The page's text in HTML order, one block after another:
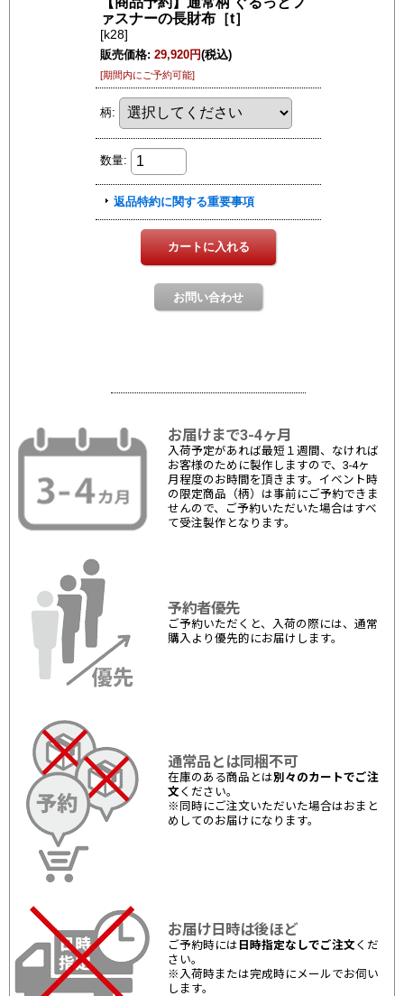
お届けまで3-4ヶ月
入荷予定があれば最短１週間、なければ
お客様のために製作しますので、3-4ヶ
月程度のお時間を頂きます。イベント時
の限定商品（柄）は事前にご予約できま
せんので、ご予約いただいた場合はすべ
て受注製作となります。
予約者優先
ご予約いただくと、入荷の際には、通常
購入より優先的にお届けします。
通常品とは同梱不可
在庫のある商品とは別々のカートでご注
文 ください。
※同時にご注文いただいた場合はおまと
めしてのお届けになります。
お届け日時は後ほど
ご予約時には 日時指定なしでご注文 くだ
さい。
※入荷時または完成時にメールでお伺い
します。